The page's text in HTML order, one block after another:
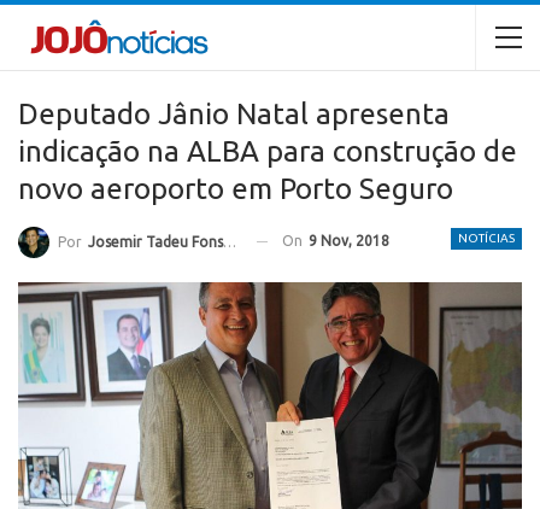
Deputado Jânio Natal apresenta
indicação na ALBA para construção de
novo aeroporto em Porto Seguro
NOTÍCIAS
Por Josemir Tadeu Fonseca On 9 Nov, 2018